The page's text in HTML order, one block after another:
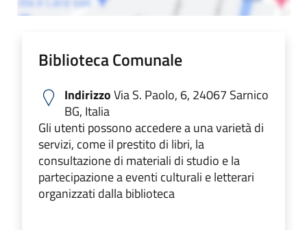
Biblioteca Comunale
IndirizzoVia S. Paolo, 6, 24067 Sarnico
BG, Italia
Gli utenti possono accedere a una varietà di
servizi, come il prestito di libri, la
consultazione di materiali di studio e la
partecipazione a eventi culturali e letterari
organizzati dalla biblioteca